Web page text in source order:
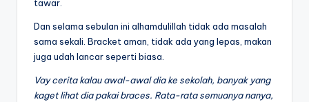
tawar.
Dan selama sebulan ini alhamdulillah tidak ada masalah
sama sekali. Bracket aman, tidak ada yang lepas, makan
juga udah lancar seperti biasa.
Vay cerita kalau awal-awal dia ke sekolah, banyak yang
kaget lihat dia pakai braces. Rata-rata semuanya nanya,